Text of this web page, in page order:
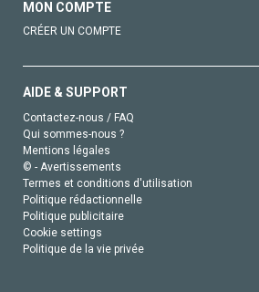
MON COMPTE
CRÉER UN COMPTE
AIDE & SUPPORT
Contactez-nous / FAQ
Qui sommes-nous ?
Mentions légales
© - Avertissements
Termes et conditions d'utilisation
Politique rédactionnelle
Politique publicitaire
Cookie settings
Politique de la vie privée